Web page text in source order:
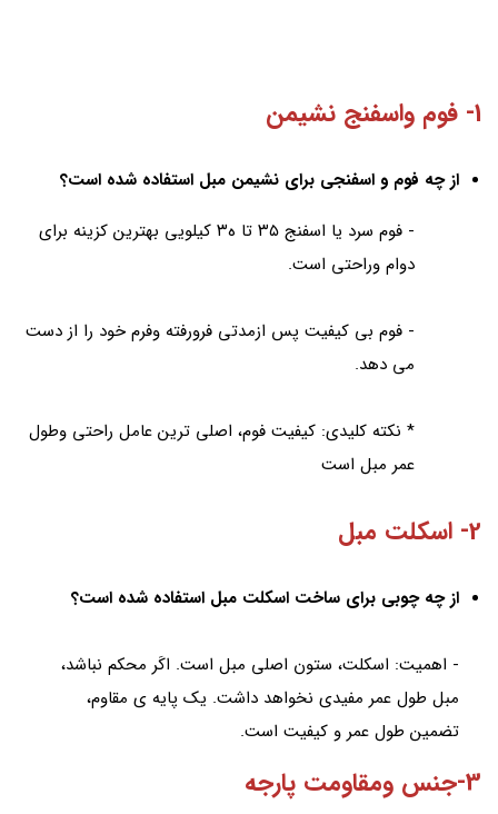
1- فوم واسفنج نشيمن
از چه فوم و اسفنجى براى نشيمن مبل استفاده شده است؟
- فوم سرد يا اسفنج ٣٥ تا ه٣ كيلويى بهترين كزينه براى
دوام وراحتى است.
- فوم بى كيفيت پس ازمدتى فرورفته وفرم خود را از دست
مى دهد.
* نكته كليدى: كيفيت فوم، اصلى ترين عامل راحتى وطول
عمر مبل است
2- اسكلت مبل
از چه چوبى براى ساخت اسكلت مبل استفاده شده است؟
- اهميت: اسكلت، ستون اصلى مبل است. اكَر محكم نباشد،
مبل طول عمر مفيدى نخواهد داشت. يك پایه ی مقاوم،
تضمين طول عمر و كيفيت است.
3-جنس ومقاومت پارجه